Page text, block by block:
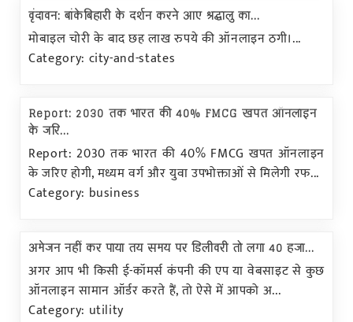
वृंदावन: बांकेबिहारी के दर्शन करने आए श्रद्धालु का...
मोबाइल चोरी के बाद छह लाख रुपये की ऑनलाइन ठगी।...
Category: city-and-states
Report: 2030 तक भारत की 40% FMCG खपत ऑनलाइन
के जरि...
Report: 2030 तक भारत की 40% FMCG खपत ऑनलाइन
के जरिए होगी, मध्यम वर्ग और युवा उपभोक्ताओं से मिलेगी रफ...
Category: business
अमेजन नहीं कर पाया तय समय पर डिलीवरी तो लगा 40 हजा...
अगर आप भी किसी ई-कॉमर्स कंपनी की एप या वेबसाइट से कुछ
ऑनलाइन सामान ऑर्डर करते हैं, तो ऐसे में आपको अ...
Category: utility